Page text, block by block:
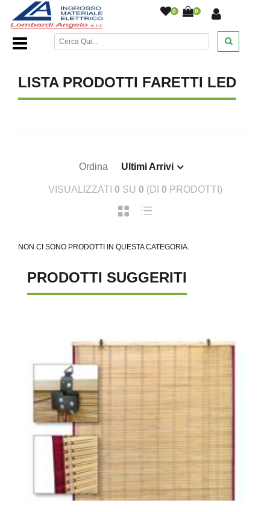
0 0
Home Page/Faretti Led/
LISTA PRODOTTI FARETTI LED
Ordina Ultimi Arrivi
VISUALIZZATI 0 SU 0 (DI 0 PRODOTTI)
NON CI SONO PRODOTTI IN QUESTA CATEGORIA.
PRODOTTI SUGGERITI